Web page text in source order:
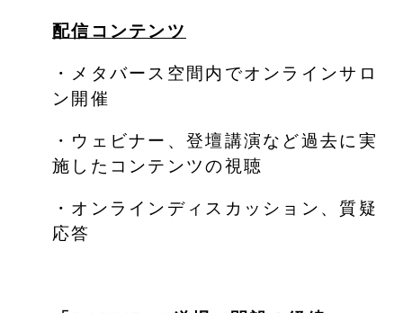
配信コンテンツ
・メタバース空間内でオンラインサロ
ン開催
・ウェビナー、登壇講演など過去に実
施したコンテンツの視聴
・オンラインディスカッション、質疑
応答